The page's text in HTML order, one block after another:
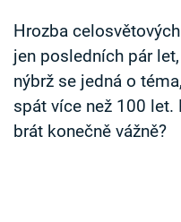
Sledujte nás
Hrozba
jen posledních pár
nýbrž se jedná o
spát více než 100
brát konečně vážně?